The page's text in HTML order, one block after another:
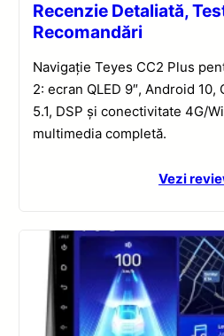
Recenzie Detaliată,
Recomandări
Navigație Teyes CC2 Plus
2: ecran QLED 9″, Android
5.1, DSP și conectivitate 4G/
multimedia completă.
Vezi